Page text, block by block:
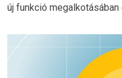
új funkció